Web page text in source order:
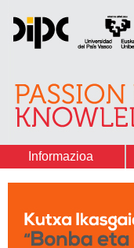
Informazioa